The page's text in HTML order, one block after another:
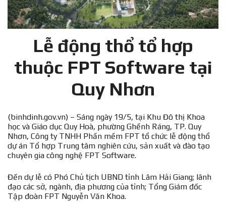
Lễ động thổ tổ hợp
thuộc FPT Software tại
Quy Nhơn
(binhdinh.gov.vn) – Sáng ngày 19/5, tại Khu Đô thị Khoa
học và Giáo dục Quy Hoà, phường Ghềnh Ráng, TP. Quy
Nhơn, Công ty TNHH Phần mềm FPT tổ chức lễ động thổ
dự án Tổ hợp Trung tâm nghiên cứu, sản xuất và đào tạo
chuyên gia công nghệ FPT Software.
Đến dự lễ có Phó Chủ tịch UBND tỉnh Lâm Hải Giang; lãnh
đạo các sở, ngành, địa phương của tỉnh; Tổng Giám đốc
Tập đoàn FPT Nguyễn Văn Khoa.